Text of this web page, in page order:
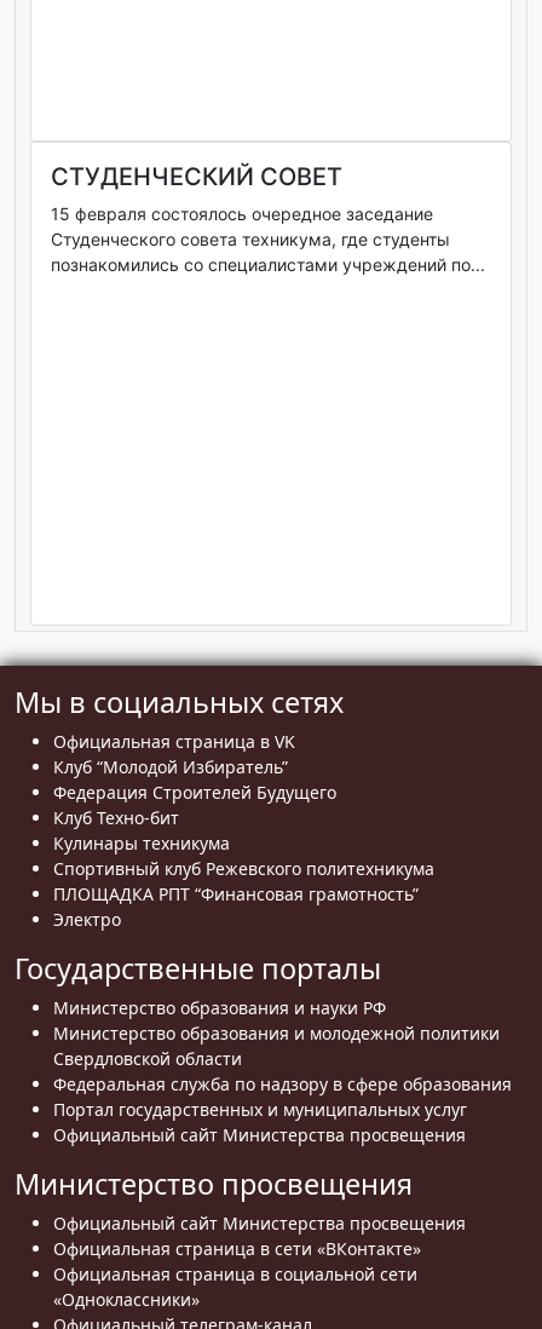
СТУДЕНЧЕСКИЙ СОВЕТ
15 февраля состоялось очередное заседание
Студенческого совета техникума, где студенты
познакомились со специалистами учреждений по...
Мы в социальных сетях
Официальная страница в VK
Клуб “Молодой Избиратель”
Федерация Строителей Будущего
Клуб Техно-бит
Кулинары техникума
Спортивный клуб Режевского политехникума
ПЛОЩАДКА РПТ “Финансовая грамотность”
Электро
Государственные порталы
Министерство образования и науки РФ
Министерство образования и молодежной политики
Свердловской области
Федеральная служба по надзору в сфере образования
Портал государственных и муниципальных услуг
Официальный сайт Министерства просвещения
Министерство просвещения
Официальный сайт Министерства просвещения
Официальная страница в сети «ВКонтакте»
Официальная страница в социальной сети
«Одноклассники»